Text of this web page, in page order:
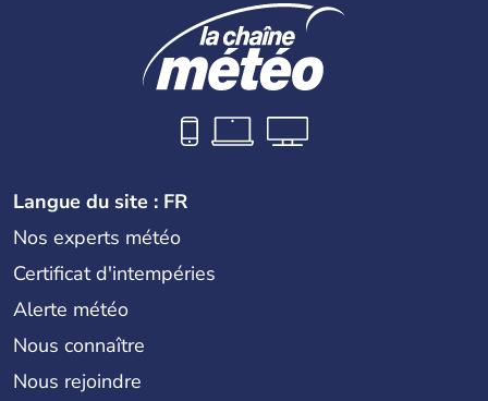
Langue du site : FR
Nos experts météo
Certificat d'intempéries
Alerte météo
Nous connaître
Nous rejoindre